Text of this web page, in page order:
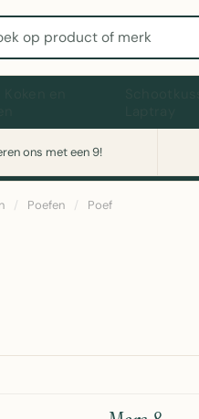
ons met een 9!
/ Poefen / Poef